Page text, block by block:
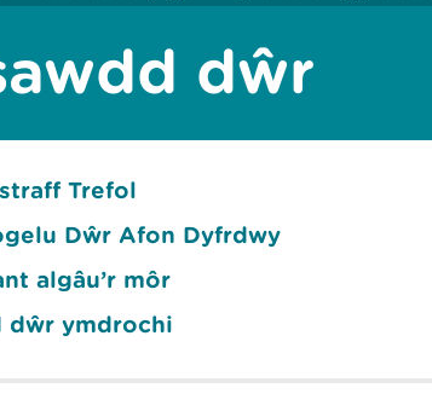
dŵr
Trefol
Dŵr Afon Dyfrdwy
algâu’r môr
dŵr ymdrochi